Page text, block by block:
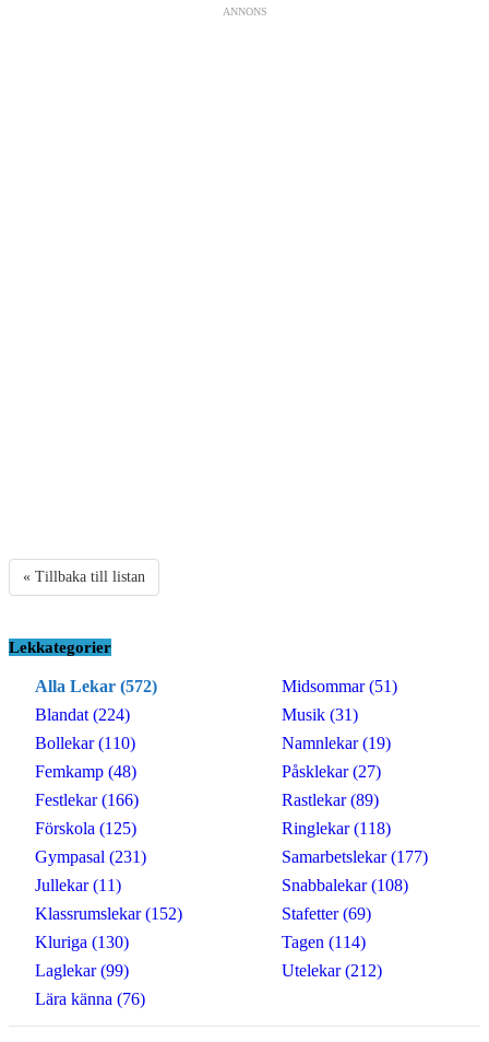
ANNONS
« Tillbaka till listan
Lekkategorier
Alla Lekar (572)
Blandat (224)
Bollekar (110)
Femkamp (48)
Festlekar (166)
Förskola (125)
Gympasal (231)
Jullekar (11)
Klassrumslekar (152)
Kluriga (130)
Laglekar (99)
Lära känna (76)
Midsommar (51)
Musik (31)
Namnlekar (19)
Påsklekar (27)
Rastlekar (89)
Ringlekar (118)
Samarbetslekar (177)
Snabbalekar (108)
Stafetter (69)
Tagen (114)
Utelekar (212)